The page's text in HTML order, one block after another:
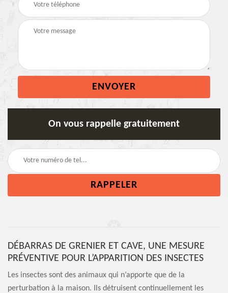
On vous rappelle gratuitement
DÉBARRAS DE GRENIER ET CAVE, UNE MESURE
PRÉVENTIVE POUR L’APPARITION DES INSECTES
Les insectes sont des animaux qui n’apporte que de la
perturbation à la maison. Ils détruisent continuellement les